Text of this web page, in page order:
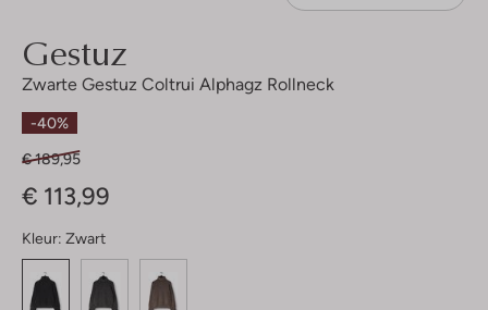
Gestuz
Zwarte Gestuz Coltrui Alphagz Rollneck
-40%
€ 189,95
€ 113,99
Kleur: Zwart